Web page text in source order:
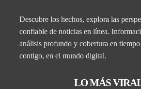
Descubre los hechos, explora las
confiable de noticias en línea.
análisis profundo y cobertura en
contigo, en el mundo digital.
LO MÁS